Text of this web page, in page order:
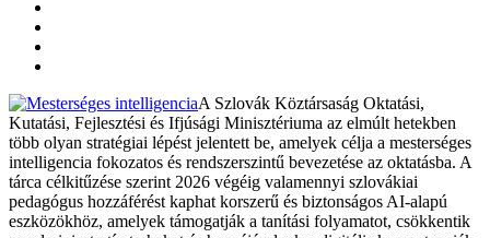
A Szlovák Köztársaság Oktatási,
Kutatási, Fejlesztési és Ifjúsági Minisztériuma az elmúlt hetekben
több olyan stratégiai lépést jelentett be, amelyek célja a mesterséges
intelligencia fokozatos és rendszerszintű bevezetése az oktatásba. A
tárca célkitűzése szerint 2026 végéig valamennyi szlovákiai
pedagógus hozzáférést kaphat korszerű és biztonságos AI-alapú
eszközökhöz, amelyek támogatják a tanítási folyamatot, csökkentik